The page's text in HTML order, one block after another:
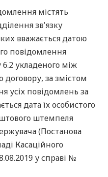
містять
зв'язку
вважається датою
повідомлення
укладеного між
договору, за змістом
усіх повідомлень за
дата їх особистого
штемпеля
(Постанова
Касаційного
у справі №